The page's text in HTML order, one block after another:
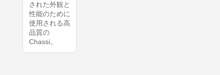
された外観と
性能のために
使用される高
品質の
Chassi。